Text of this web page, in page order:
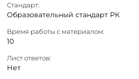
Стандарт:
Образовательный стандарт РК
Время работы с материалом:
10
Лист ответов:
Нет